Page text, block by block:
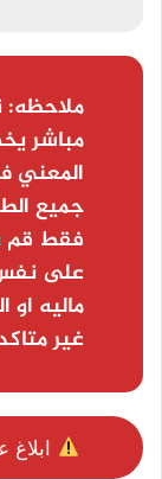
ملاحظه:
مباشر
المعني
جميع
فقط قم
على نفس
ماليه
غير